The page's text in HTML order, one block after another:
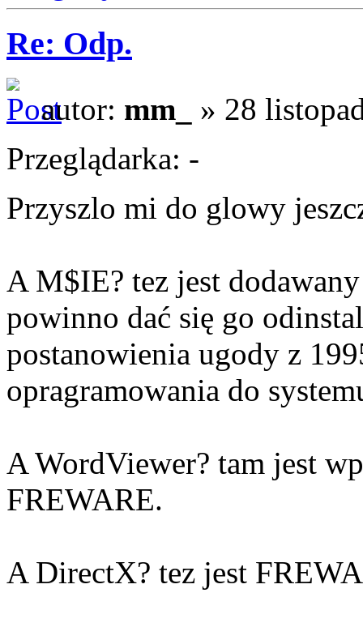
Re: Odp.
autor: mm_
» 28
Przeglądarka: -
Przyszlo mi do glowy
A M$IE? tez jest
powinno dać się go
postanowienia ugody z
opragramowania do
A WordViewer? tam jest
FREWARE.
A DirectX? tez jest